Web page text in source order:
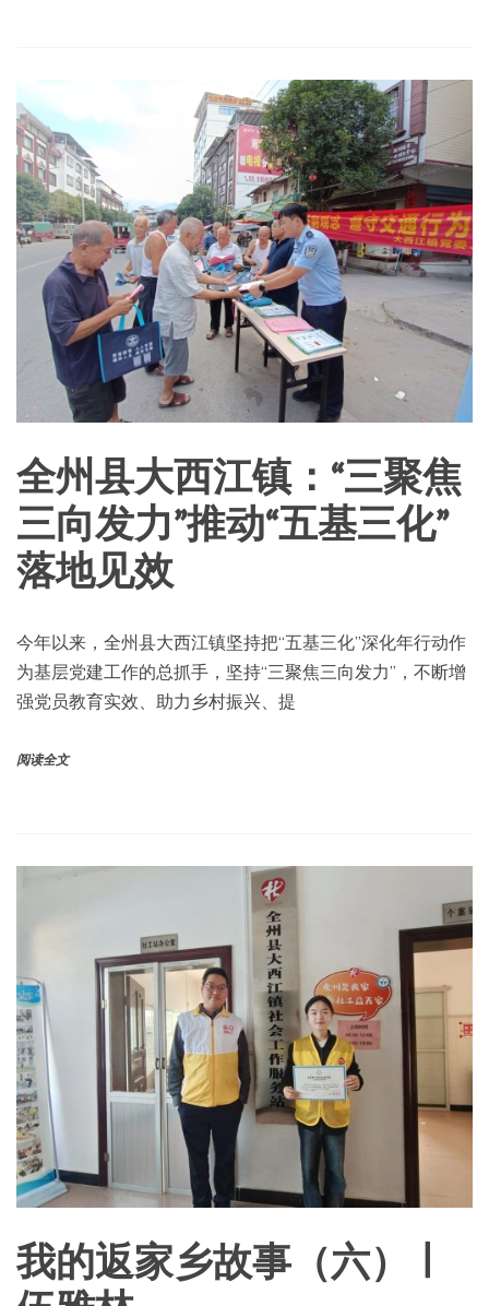
全州县大西江镇：“三聚焦
三向发力”推动“五基三化”
落地见效
今年以来，全州县大西江镇坚持把“五基三化”深化年行动作
为基层党建工作的总抓手，坚持“三聚焦三向发力”，不断增
强党员教育实效、助力乡村振兴、提
阅读全文
我的返家乡故事（六） ∣